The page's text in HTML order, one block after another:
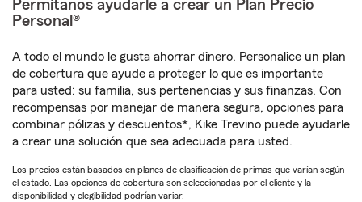
Permítanos ayudarle a crear un Plan Precio
Personal®
A todo el mundo le gusta ahorrar dinero. Personalice un plan
de cobertura que ayude a proteger lo que es importante
para usted: su familia, sus pertenencias y sus finanzas. Con
recompensas por manejar de manera segura, opciones para
combinar pólizas y descuentos*, Kike Trevino puede ayudarle
a crear una solución que sea adecuada para usted.
Los precios están basados en planes de clasificación de primas que varían según
el estado. Las opciones de cobertura son seleccionadas por el cliente y la
disponibilidad y elegibilidad podrían variar.